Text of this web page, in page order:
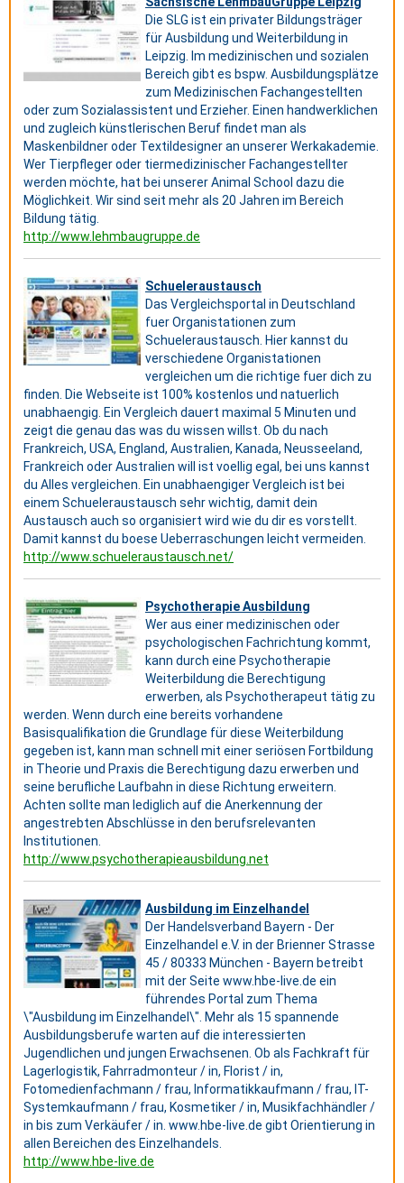
Die SLG ist ein privater Bildungsträger
für Ausbildung und Weiterbildung in
Leipzig. Im medizinischen und sozialen
Bereich gibt es bspw. Ausbildungsplätze
zum Medizinischen Fachangestellten
oder zum Sozialassistent und Erzieher. Einen handwerklichen
und zugleich künstlerischen Beruf findet man als
Maskenbildner oder Textildesigner an unserer Werkakademie.
Wer Tierpfleger oder tiermedizinischer Fachangestellter
werden möchte, hat bei unserer Animal School dazu die
Möglichkeit. Wir sind seit mehr als 20 Jahren im Bereich
Bildung tätig.
http://www.lehmbaugruppe.de
Schueleraustausch
Das Vergleichsportal in Deutschland
fuer Organistationen zum
Schueleraustausch. Hier kannst du
verschiedene Organistationen
vergleichen um die richtige fuer dich zu
finden. Die Webseite ist 100% kostenlos und natuerlich
unabhaengig. Ein Vergleich dauert maximal 5 Minuten und
zeigt die genau das was du wissen willst. Ob du nach
Frankreich, USA, England, Australien, Kanada, Neusseeland,
Frankreich oder Australien will ist voellig egal, bei uns kannst
du Alles vergleichen. Ein unabhaengiger Vergleich ist bei
einem Schueleraustausch sehr wichtig, damit dein
Austausch auch so organisiert wird wie du dir es vorstellt.
Damit kannst du boese Ueberraschungen leicht vermeiden.
http://www.schueleraustausch.net/
Psychotherapie Ausbildung
Wer aus einer medizinischen oder
psychologischen Fachrichtung kommt,
kann durch eine Psychotherapie
Weiterbildung die Berechtigung
erwerben, als Psychotherapeut tätig zu
werden. Wenn durch eine bereits vorhandene
Basisqualifikation die Grundlage für diese Weiterbildung
gegeben ist, kann man schnell mit einer seriösen Fortbildung
in Theorie und Praxis die Berechtigung dazu erwerben und
seine berufliche Laufbahn in diese Richtung erweitern.
Achten sollte man lediglich auf die Anerkennung der
angestrebten Abschlüsse in den berufsrelevanten
Institutionen.
http://www.psychotherapieausbildung.net
Ausbildung im Einzelhandel
Der Handelsverband Bayern - Der
Einzelhandel e.V. in der Brienner Strasse
45 / 80333 München - Bayern betreibt
mit der Seite www.hbe-live.de ein
führendes Portal zum Thema
\"Ausbildung im Einzelhandel\". Mehr als 15 spannende
Ausbildungsberufe warten auf die interessierten
Jugendlichen und jungen Erwachsenen. Ob als Fachkraft für
Lagerlogistik, Fahrradmonteur / in, Florist / in,
Fotomedienfachmann / frau, Informatikkaufmann / frau, IT-
Systemkaufmann / frau, Kosmetiker / in, Musikfachhändler /
in bis zum Verkäufer / in. www.hbe-live.de gibt Orientierung in
allen Bereichen des Einzelhandels.
http://www.hbe-live.de